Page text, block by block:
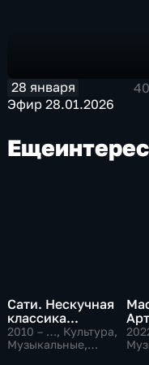
28 января
Эфир 28.01.2026
Еще
Сати. Нескучная
классика...
2010 – …, Культура,
Музыкальные,